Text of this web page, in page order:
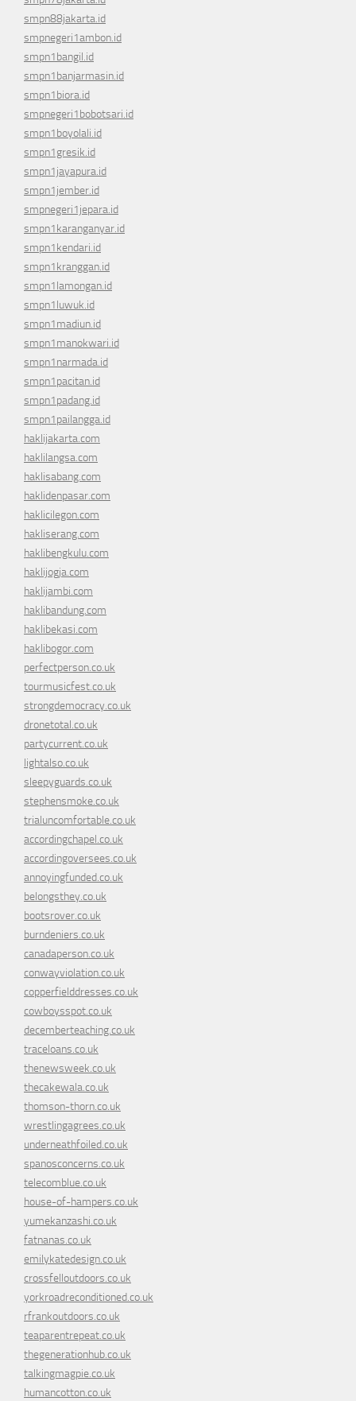
smpn88jakarta.id
smpnegeri1ambon.id
smpn1bangil.id
smpn1banjarmasin.id
smpn1biora.id
smpnegeri1bobotsari.id
smpn1boyolali.id
smpn1gresik.id
smpn1jayapura.id
smpn1jember.id
smpnegeri1jepara.id
smpn1karanganyar.id
smpn1kendari.id
smpn1kranggan.id
smpn1lamongan.id
smpn1luwuk.id
smpn1madiun.id
smpn1manokwari.id
smpn1narmada.id
smpn1pacitan.id
smpn1padang.id
smpn1pailangga.id
haklijakarta.com
haklilangsa.com
haklisabang.com
haklidenpasar.com
haklicilegon.com
hakliserang.com
haklibengkulu.com
haklijogja.com
haklijambi.com
haklibandung.com
haklibekasi.com
haklibogor.com
perfectperson.co.uk
tourmusicfest.co.uk
strongdemocracy.co.uk
dronetotal.co.uk
partycurrent.co.uk
lightalso.co.uk
sleepyguards.co.uk
stephensmoke.co.uk
trialuncomfortable.co.uk
accordingchapel.co.uk
accordingoversees.co.uk
annoyingfunded.co.uk
belongsthey.co.uk
bootsrover.co.uk
burndeniers.co.uk
canadaperson.co.uk
conwayviolation.co.uk
copperfielddresses.co.uk
cowboysspot.co.uk
decemberteaching.co.uk
traceloans.co.uk
thenewsweek.co.uk
thecakewala.co.uk
thomson-thorn.co.uk
wrestlingagrees.co.uk
underneathfoiled.co.uk
spanosconcerns.co.uk
telecomblue.co.uk
house-of-hampers.co.uk
yumekanzashi.co.uk
fatnanas.co.uk
emilykatedesign.co.uk
crossfelloutdoors.co.uk
yorkroadreconditioned.co.uk
rfrankoutdoors.co.uk
teaparentrepeat.co.uk
thegenerationhub.co.uk
talkingmagpie.co.uk
humancotton.co.uk